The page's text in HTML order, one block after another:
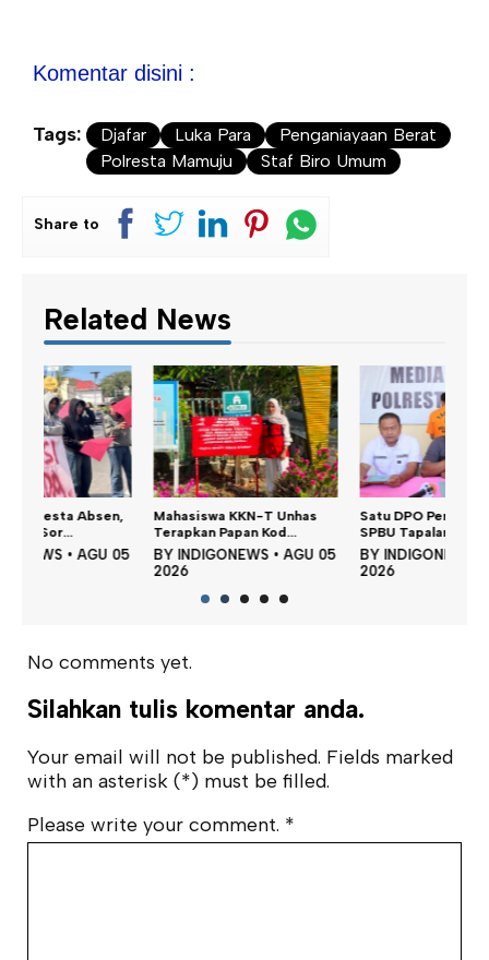
Komentar disini :
Tags: Djafar Luka Para
Penganiayaan Berat
Polresta Mamuju
Staf Biro Umum
Share to
Related News
Mahasiswa KKN-T Unhas
Terapkan Papan Kod...
BYINDIGONEWS • AGU 05
Satu DPO Pengeroyokan
SPBU Tapalang Dita...
BYINDIGONEWS • AGU 05
No comments yet.
Silahkan tulis komentar anda.
Your email will not be published. Fields marked
with an asterisk (*) must be filled.
Please write your comment. *